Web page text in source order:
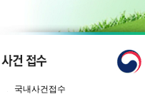
국내사건접수